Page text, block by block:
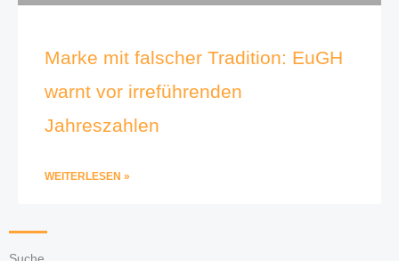
Marke mit falscher Tradition: EuGH
warnt vor irreführenden
Jahreszahlen
WEITERLESEN »